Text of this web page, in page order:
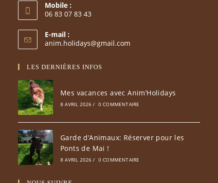
Mobile :
06 83 07 83 43
dans
votre
E-mail :
anim.holidays@gmail.com
LES DERNIÈRES INFOS
Mes vacances avec Anim’Holidays
8 AVRIL 2026 / 0 COMMENTAIRE
Garde d’Animaux: Réserver pour les
Ponts de Mai !
8 AVRIL 2026 / 0 COMMENTAIRE